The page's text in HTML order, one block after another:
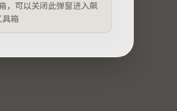
，可以关闭此弹窗进入飙
具箱